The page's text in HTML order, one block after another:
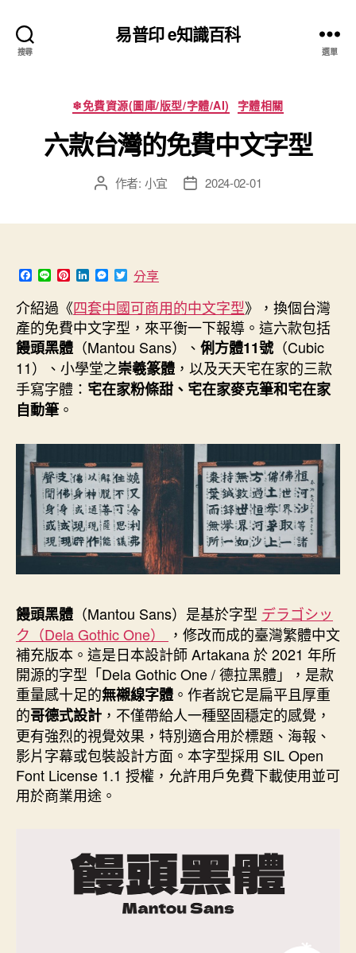
搜尋
易普印 e知識百科
選單
分
類
❄免費資源(圖庫/版型/字體/AI) 字體相關
六款台灣的免費中文字型
文 作者: 小宜
文 2024-02-01
F
a
c
e
b
o
o
k
L
n
e
P
n
t
e
r
e
s
t
L
n
k
e
d
I
n
M
e
s
s
e
n
g
e
r
T
w
i
t
t
e
r
分享
介紹過《四套中國可商用的中文字型》，換個台灣
產的免費中文字型，來平衡一下報導。這六款包括
饅頭黑體 （Mantou Sans）、 俐方體11號（Cubic
11）、小學堂之崇羲篆體 ，以及天天宅在家的三款
手寫字體： 宅在家粉條甜、宅在家麥克筆和宅在家
自動筆 。
饅頭黑體 （Mantou Sans）是基於字型 デラゴシッ
ク（Dela Gothic One）
，修改而成的臺灣繁體中文
補充版本。這是日本設計師 Artakana 於 2021 年所
開源的字型「Dela Gothic One / 德拉黑體」，是款
重量感十足的無襯線字體 。作者說它是扁平且厚重
的哥德式設計 ，不僅帶給人一種堅固穩定的感覺，
更有強烈的視覺效果，特別適合用於標題、海報、
影片字幕或包裝設計方面。本字型採用 SIL Open
Font License 1.1 授權，允許用戶免費下載使用並可
用於商業用途。